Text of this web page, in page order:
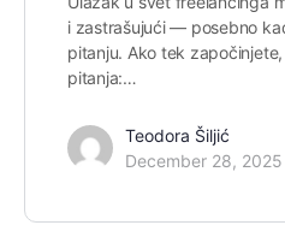
i zastrašujući — posebno
pitanju. Ako tek
pitanja:…
Teodora Šiljić
December 28, 2025